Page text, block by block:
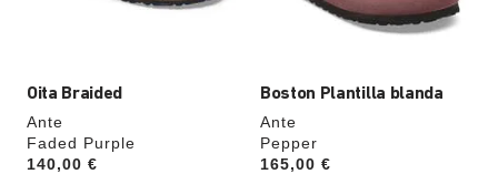
Oita Braided
Ante
Faded Purple
Price:
140,00 €
Boston Plantilla blanda
Ante
Pepper
Price:
165,00 €
cambiar